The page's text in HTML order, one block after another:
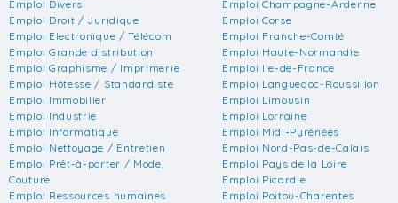
Emploi Divers
Emploi Droit / Juridique
Emploi Electronique / Télécom
Emploi Grande distribution
Emploi Graphisme / Imprimerie
Emploi Hôtesse / Standardiste
Emploi Immobilier
Emploi Industrie
Emploi Informatique
Emploi Nettoyage / Entretien
Emploi Prêt-à-porter / Mode,
Couture
Emploi Ressources humaines
Emploi Champagne-Ardenne
Emploi Corse
Emploi Franche-Comté
Emploi Haute-Normandie
Emploi Ile-de-France
Emploi Languedoc-Roussillon
Emploi Limousin
Emploi Lorraine
Emploi Midi-Pyrénées
Emploi Nord-Pas-de-Calais
Emploi Pays de la Loire
Emploi Picardie
Emploi Poitou-Charentes